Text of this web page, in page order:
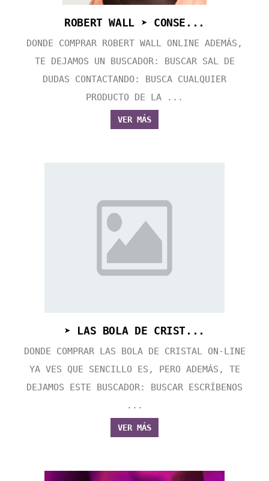
ROBERT WALL ➤ CONSE...
DONDE COMPRAR ROBERT WALL ONLINE ADEMÁS,
TE DEJAMOS UN BUSCADOR: BUSCAR SAL DE
DUDAS CONTACTANDO: BUSCA CUALQUIER
PRODUCTO DE LA ...
VER MÁS
➤ LAS BOLA DE CRIST...
DONDE COMPRAR LAS BOLA DE CRISTAL ON-LINE
YA VES QUE SENCILLO ES, PERO ADEMÁS, TE
DEJAMOS ESTE BUSCADOR: BUSCAR ESCRÍBENOS
...
VER MÁS